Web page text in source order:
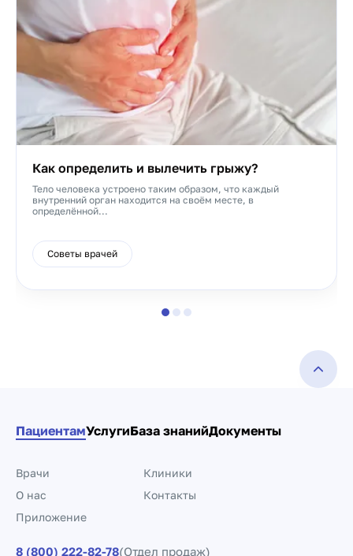
Как определить и вылечить грыжу?
Тело человека устроено таким образом, что каждый
внутренний орган находится на своём месте, в
определённой...
Советы врачей
ПациентамУслугиБаза знанийДокументы
Врачи
Клиники
О нас
Контакты
Приложение
8 (800) 222-82-78(Отдел продаж)